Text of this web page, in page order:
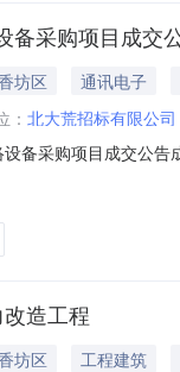
备采购项目成交
坊区
通讯电子
： 北大荒招标有限公司
备采购项目成交公
础软件和3年基础
造工程
坊区
工程建筑